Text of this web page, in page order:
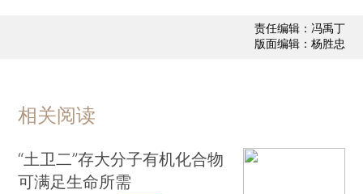
责任编辑：冯禹丁
版面编辑：杨胜忠
相关阅读
“土卫二”存大分子有机化合物
可满足生命所需